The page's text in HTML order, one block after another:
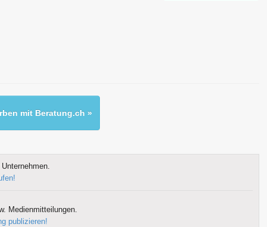
mit Beratung.ch »
Medienmitteilungen.
publizieren!